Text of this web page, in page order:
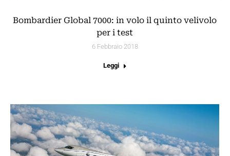
Bombardier Global 7000: in volo il quinto velivolo
per i test
6 Febbraio 2018
Leggi